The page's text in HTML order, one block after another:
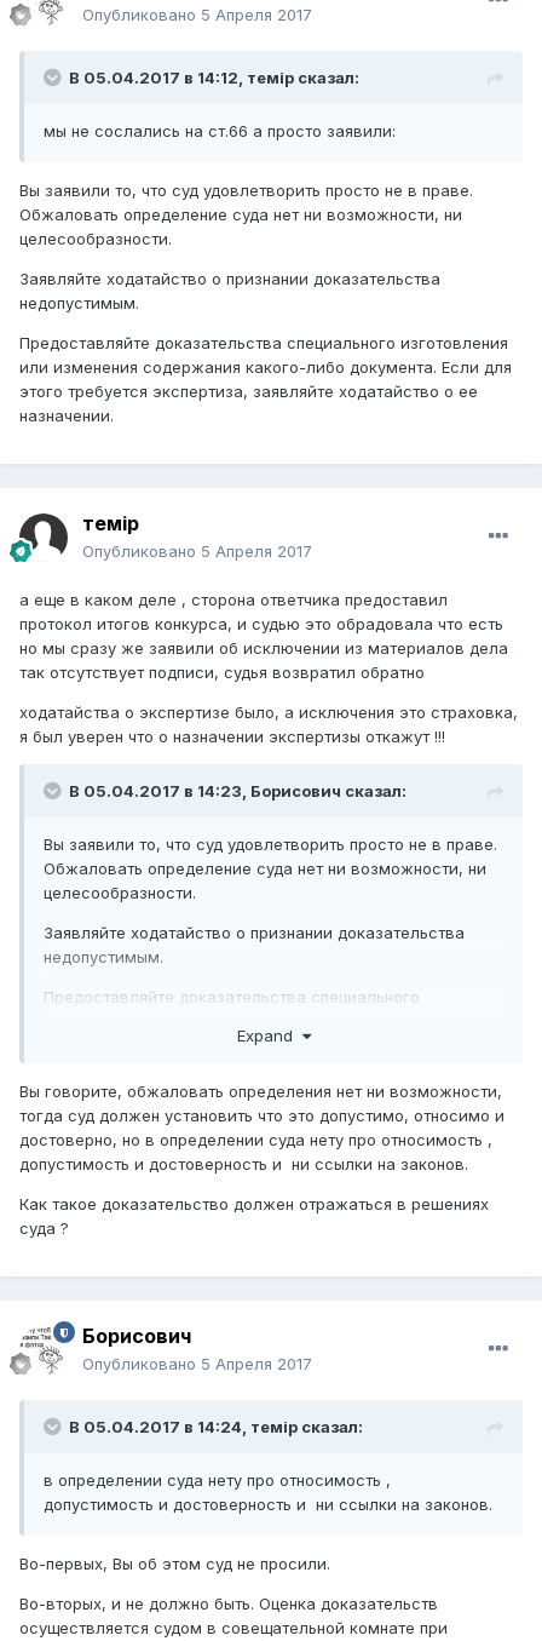
Опубликовано 5 Апреля 2017
В 05.04.2017 в 14:12, темір сказал:
мы не сослались на ст.66 а просто заявили:
Вы заявили то, что суд удовлетворить просто не в праве.
Обжаловать определение суда нет ни возможности, ни
целесообразности.
Заявляйте ходатайство о признании доказательства
недопустимым.
Предоставляйте доказательства специального изготовления
или изменения содержания какого-либо документа. Если для
этого требуется экспертиза, заявляйте ходатайство о ее
назначении.
темір
Опубликовано 5 Апреля 2017
а еще в каком деле , сторона ответчика предоставил
протокол итогов конкурса, и судью это обрадовала что есть
но мы сразу же заявили об исключении из материалов дела
так отсутствует подписи, судья возвратил обратно
ходатайства о экспертизе было, а исключения это страховка,
я был уверен что о назначении экспертизы откажут !!!
В 05.04.2017 в 14:23, Борисович сказал:
Вы заявили то, что суд удовлетворить просто не в праве.
Обжаловать определение суда нет ни возможности, ни
целесообразности.
Заявляйте ходатайство о признании доказательства
недопустимым.
Предоставляйте доказательства специального
документа. Если для этого требуется экспертиза,
Expand
Вы говорите, обжаловать определения нет ни возможности,
тогда суд должен установить что это допустимо, относимо и
достоверно, но в определении суда нету про относимость ,
допустимость и достоверность и ни ссылки на законов.
Как такое доказательство должен отражаться в решениях
суда ?
Борисович
Опубликовано 5 Апреля 2017
В 05.04.2017 в 14:24, темір сказал:
в определении суда нету про относимость ,
допустимость и достоверность и ни ссылки на законов.
Во-первых, Вы об этом суд не просили.
Во-вторых, и не должно быть. Оценка доказательств
осуществляется судом в совещательной комнате при